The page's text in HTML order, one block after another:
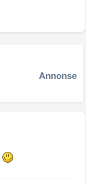
Annonse